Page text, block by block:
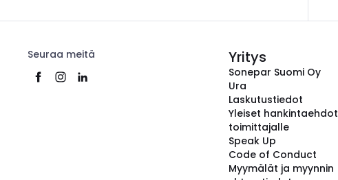
Seuraa meitä Yritys
Sonepar Suomi Oy
Ura
Laskutustiedot
Yleiset hankintaehdot
toimittajalle
Speak Up
Code of Conduct
Myymälät ja myynnin